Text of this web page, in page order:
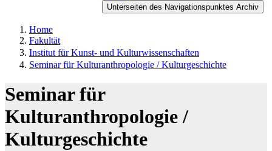
Unterseiten des Navigationspunktes Archiv
Home
Fakultät
Institut für Kunst- und Kulturwissenschaften
Seminar für Kulturanthropologie / Kulturgeschichte
Seminar für
Kulturanthropologie /
Kulturgeschichte